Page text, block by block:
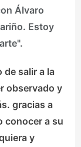
Álvaro
Estoy
de salir a la
observado y
gracias a
conocer a su
y